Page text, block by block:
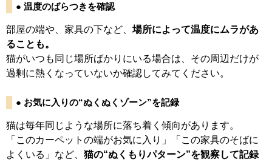
● 温度のばらつきを確認
部屋の端や、家具の下など、 場所によって温度にムラがあ
ることも。
猫がいつも同じ場所ばかりにいる場合は、その周辺だけが
過剰に熱くなっていないか確認してみてください。
● お気に入りの“ぬくぬくゾーン”を記録
猫は毎年同じような場所に落ち着く傾向があります。
「このカーペットの端がお気に入り」「この家具のそばに
よくいる」など、 猫の“ぬくもりパターン”を観察して記録